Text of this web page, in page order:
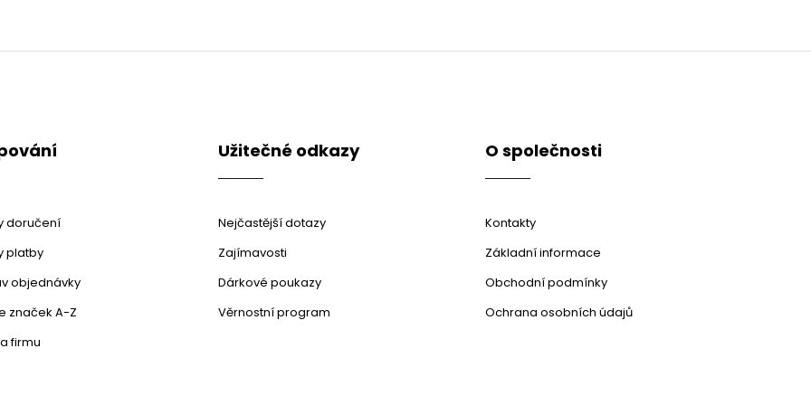
doručení
platby
objednávky
značek A-Z
firmu
Užitečné odkazy
Nejčastější dotazy
Zajímavosti
Dárkové poukazy
Věrnostní program
O společnosti
Kontakty
Základní informace
Obchodní podmínky
Ochrana osobních údajů